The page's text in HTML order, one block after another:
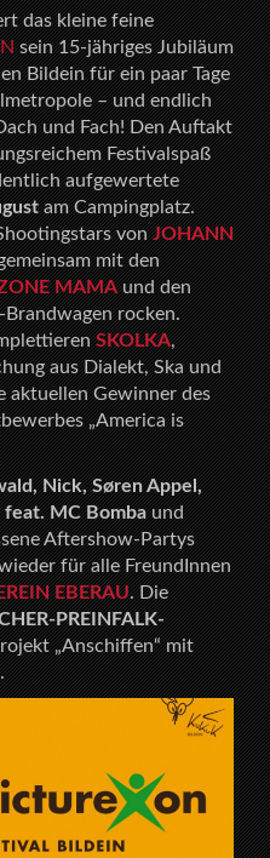
das kleine feine
sein 15-jähriges Jubiläum
Bildein für ein paar Tage
– und endlich
und Fach! Den Auftakt
Festivalspaß
aufgewertete
am Campingplatz.
vonJOHANN
mit den
MAMAund den
Brandwagen rocken.
SKOLKA,
aus Dialekt, Ska und
aktuellen Gewinner des
„America is
Nick,Søren Appel,
feat. MC Bombaund
Aftershow-Partys
für alle FreundInnen
EBERAU. Die
PREINFALK-
„Anschiffen“ mit